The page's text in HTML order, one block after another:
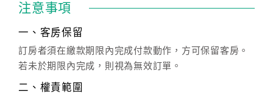
注意事項
一、客房保留
訂房者須在繳款期限內完成付款動作，方可保留客房。
若未於期限內完成，則視為無效訂單。
二、權責範圍